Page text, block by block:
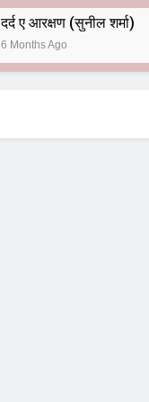
दर्द ए आरक्षण (सुनील शर्मा)
6 Months Ago